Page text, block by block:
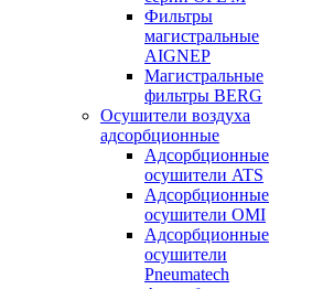
Фильтры
магистральные
AIGNEP
Магистральные
фильтры BERG
Осушители воздуха
адсорбционные
Адсорбционные
осушители ATS
Адсорбционные
осушители OMI
Адсорбционные
осушители
Pneumatech